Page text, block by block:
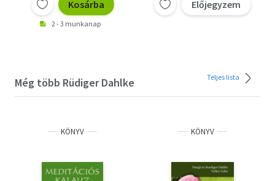
Kosárba
2 - 3 munkanap
Előjegyzem
Még több Rüdiger Dahlke Teljes lista
KÖNYV KÖNYV